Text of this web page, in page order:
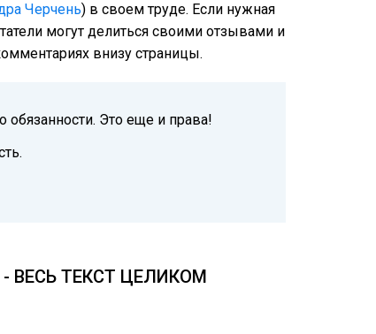
Черчень) в своем труде. Если нужная
могут делиться своими отзывами и
внизу страницы.
обязанности. Это еще и права!
ВЕСЬ ТЕКСТ ЦЕЛИКОМ